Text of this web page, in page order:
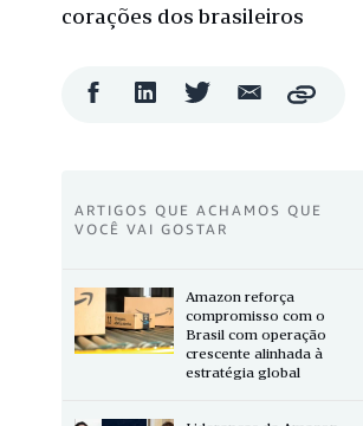
corações dos brasileiros
CompartilharCompartilharCompartilharCompartilhar
Copy
ARTIGOS QUE ACHAMOS QUE
VOCÊ VAI GOSTAR
Amazon reforça
compromisso com o
Brasil com operação
crescente alinhada à
estratégia global